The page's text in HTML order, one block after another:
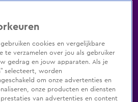
Zenders Genres
inlogShop
cookies en vergelijkbare
te verzamelen over jou als gebruiker
gedrag en jouw apparaten. Als je
selecteert, worden
om onze advertenties en
onze producten en diensten
van advertenties en content